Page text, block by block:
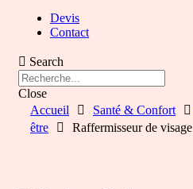
Devis
Contact
Search
Close
Accueil
Santé & Confort
être
Raffermisseur de visage